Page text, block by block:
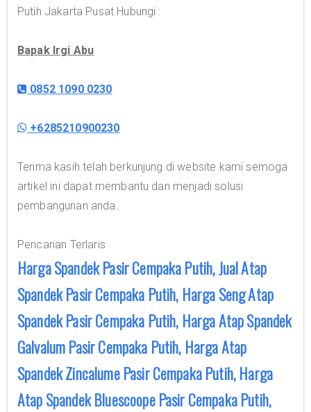
Putih Jakarta Pusat Hubungi :
Bapak Irgi Abu
0852 1090 0230
+6285210900230
Terima kasih telah berkunjung di website kami semoga
artikel ini dapat membantu dan menjadi solusi
pembangunan anda.
Pencarian Terlaris
Harga Spandek Pasir Cempaka Putih, Jual Atap
Spandek Pasir Cempaka Putih, Harga Seng Atap
Spandek Pasir Cempaka Putih, Harga Atap Spandek
Galvalum Pasir Cempaka Putih, Harga Atap
Spandek Zincalume Pasir Cempaka Putih, Harga
Atap Spandek Bluescoope Pasir Cempaka Putih,